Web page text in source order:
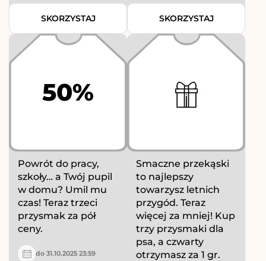
SKORZYSTAJ SKORZYSTAJ
50%
Powrót do pracy,
szkoły… a Twój pupil
w domu? Umil mu
czas! Teraz trzeci
przysmak za pół
ceny.
do 31.10.2025 23:59
Smaczne przekąski
to najlepszy
towarzysz letnich
przygód. Teraz
więcej za mniej! Kup
trzy przysmaki dla
psa, a czwarty
otrzymasz za 1 gr.